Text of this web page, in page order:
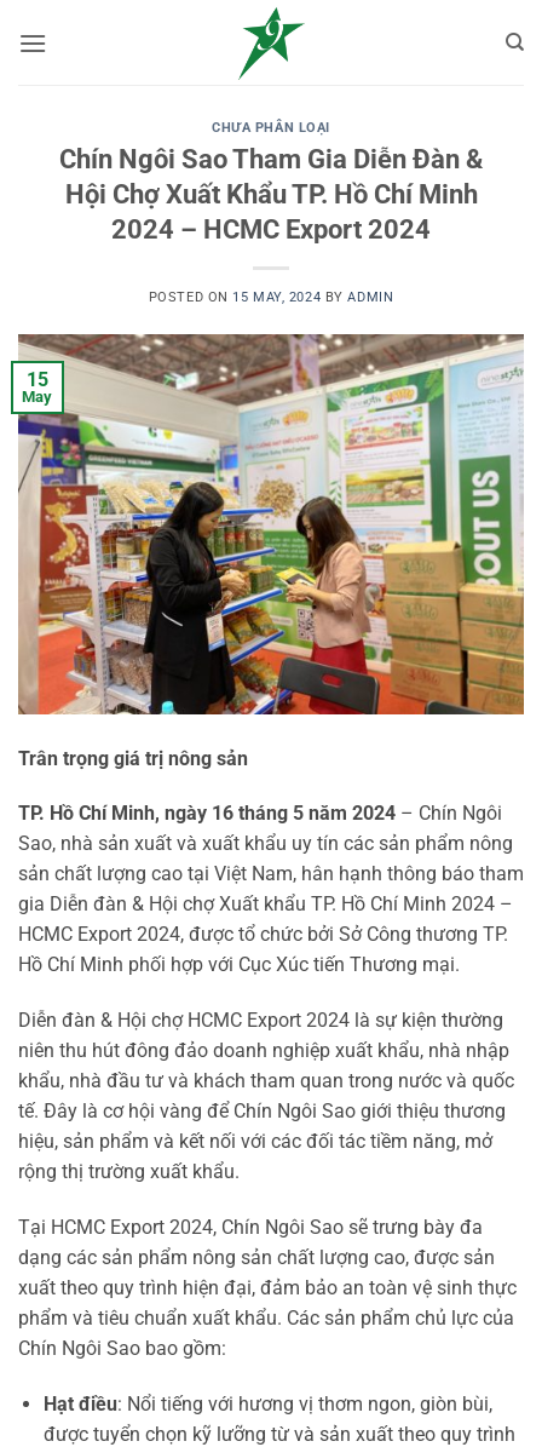
CHƯA PHÂN LOẠI
Chín Ngôi Sao Tham Gia Diễn Đàn &
Hội Chợ Xuất Khẩu TP. Hồ Chí Minh
2024 – HCMC Export 2024
POSTED ON 15 MAY, 2024 BYADMIN
15
May
Trân trọng giá trị nông sản
TP. Hồ Chí Minh, ngày 16 tháng 5 năm 2024 – Chín Ngôi
Sao, nhà sản xuất và xuất khẩu uy tín các sản phẩm nông
sản chất lượng cao tại Việt Nam, hân hạnh thông báo tham
gia Diễn đàn & Hội chợ Xuất khẩu TP. Hồ Chí Minh 2024 –
HCMC Export 2024, được tổ chức bởi Sở Công thương TP.
Hồ Chí Minh phối hợp với Cục Xúc tiến Thương mại.
Diễn đàn & Hội chợ HCMC Export 2024 là sự kiện thường
niên thu hút đông đảo doanh nghiệp xuất khẩu, nhà nhập
khẩu, nhà đầu tư và khách tham quan trong nước và quốc
tế. Đây là cơ hội vàng để Chín Ngôi Sao giới thiệu thương
hiệu, sản phẩm và kết nối với các đối tác tiềm năng, mở
rộng thị trường xuất khẩu.
Tại HCMC Export 2024, Chín Ngôi Sao sẽ trưng bày đa
dạng các sản phẩm nông sản chất lượng cao, được sản
xuất theo quy trình hiện đại, đảm bảo an toàn vệ sinh thực
phẩm và tiêu chuẩn xuất khẩu. Các sản phẩm chủ lực của
Chín Ngôi Sao bao gồm:
Hạt điều: Nổi tiếng với hương vị thơm ngon, giòn bùi,
được tuyển chọn kỹ lưỡng từ và sản xuất theo quy trình